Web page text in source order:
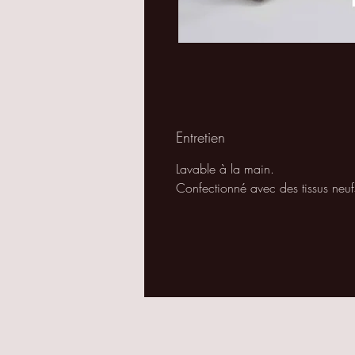
Entretien
Lavable à la main.
Confectionné avec des tissus